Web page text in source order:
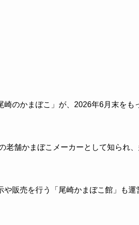
のかまぼこ」が、2026年6月末をも
老舗かまぼこメーカーとして知られ
販売を行う「尾崎かまぼこ館」も運